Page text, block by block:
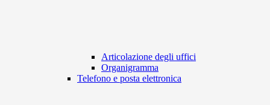
Articolazione degli uffici
Organigramma
Telefono e posta elettronica